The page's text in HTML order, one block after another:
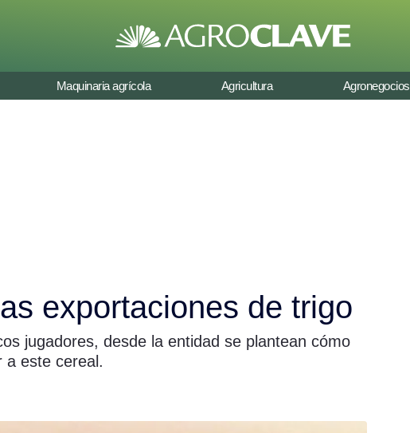
Maquinaria agrícola Agricultura Agronegocios
exportaciones de trigo
jugadores, desde la entidad se plantean cómo
a este cereal.